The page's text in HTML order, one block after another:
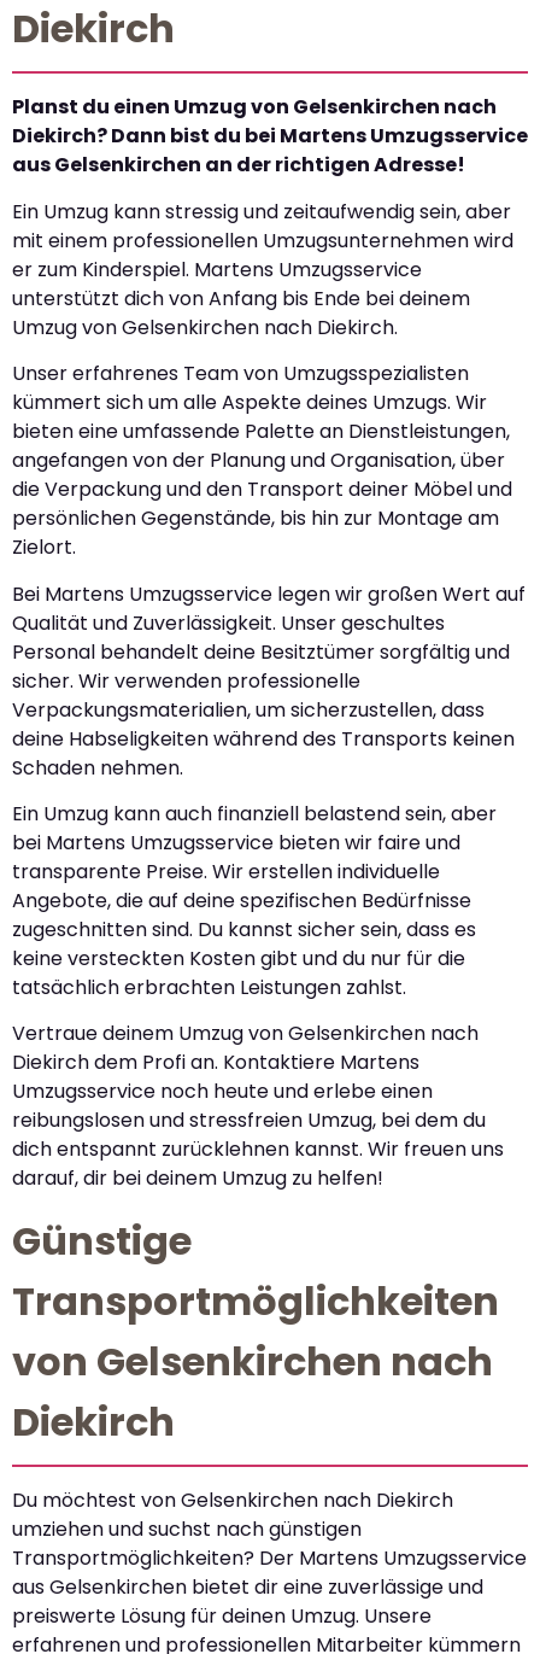
Diekirch
Planst du einen Umzug von Gelsenkirchen nach
Diekirch? Dann bist du bei Martens Umzugsservice
aus Gelsenkirchen an der richtigen Adresse!
Ein Umzug kann stressig und zeitaufwendig sein, aber
mit einem professionellen Umzugsunternehmen wird
er zum Kinderspiel. Martens Umzugsservice
unterstützt dich von Anfang bis Ende bei deinem
Umzug von Gelsenkirchen nach Diekirch.
Unser erfahrenes Team von Umzugsspezialisten
kümmert sich um alle Aspekte deines Umzugs. Wir
bieten eine umfassende Palette an Dienstleistungen,
angefangen von der Planung und Organisation, über
die Verpackung und den Transport deiner Möbel und
persönlichen Gegenstände, bis hin zur Montage am
Zielort.
Bei Martens Umzugsservice legen wir großen Wert auf
Qualität und Zuverlässigkeit. Unser geschultes
Personal behandelt deine Besitztümer sorgfältig und
sicher. Wir verwenden professionelle
Verpackungsmaterialien, um sicherzustellen, dass
deine Habseligkeiten während des Transports keinen
Schaden nehmen.
Ein Umzug kann auch finanziell belastend sein, aber
bei Martens Umzugsservice bieten wir faire und
transparente Preise. Wir erstellen individuelle
Angebote, die auf deine spezifischen Bedürfnisse
zugeschnitten sind. Du kannst sicher sein, dass es
keine versteckten Kosten gibt und du nur für die
tatsächlich erbrachten Leistungen zahlst.
Vertraue deinem Umzug von Gelsenkirchen nach
Diekirch dem Profi an. Kontaktiere Martens
Umzugsservice noch heute und erlebe einen
reibungslosen und stressfreien Umzug, bei dem du
dich entspannt zurücklehnen kannst. Wir freuen uns
darauf, dir bei deinem Umzug zu helfen!
Günstige
Transportmöglichkeiten
von Gelsenkirchen nach
Diekirch
Du möchtest von Gelsenkirchen nach Diekirch
umziehen und suchst nach günstigen
Transportmöglichkeiten? Der Martens Umzugsservice
aus Gelsenkirchen bietet dir eine zuverlässige und
preiswerte Lösung für deinen Umzug. Unsere
erfahrenen und professionellen Mitarbeiter kümmern